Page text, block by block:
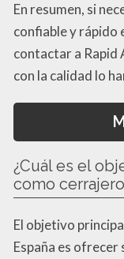
En resumen, si
confiable y rápido
contactar a Rapid
con la calidad lo
¿Cuál es el
como
El objetivo
España es